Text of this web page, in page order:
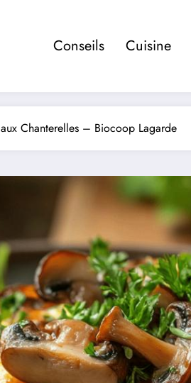
Conseils Cuisine
Chanterelles – Biocoop Lagarde